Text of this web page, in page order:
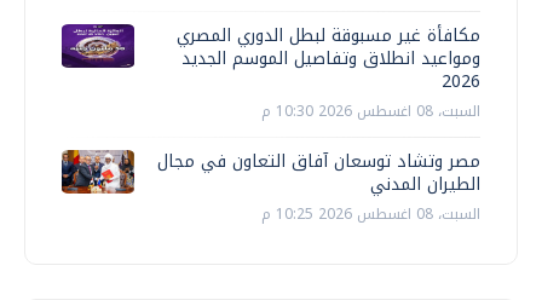
مكافأة غير مسبوقة لبطل الدوري المصري
ومواعيد انطلاق وتفاصيل الموسم الجديد
2026
السبت، 08 اغسطس 2026 10:30 م
مصر وتشاد توسعان آفاق التعاون في مجال
الطيران المدني
السبت، 08 اغسطس 2026 10:25 م